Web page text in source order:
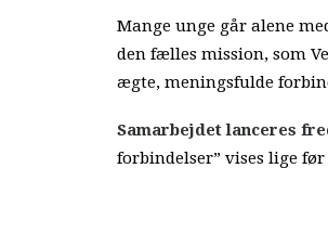
Mange unge går alene
den fælles mission, som
ægte, meningsfulde
Samarbejdet lanceres
forbindelser” vises lige